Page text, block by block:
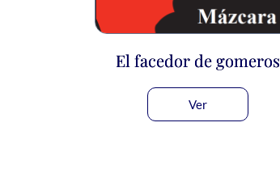
El facedor de gomeros
Ver